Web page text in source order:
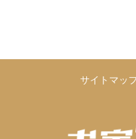
サイトマッ